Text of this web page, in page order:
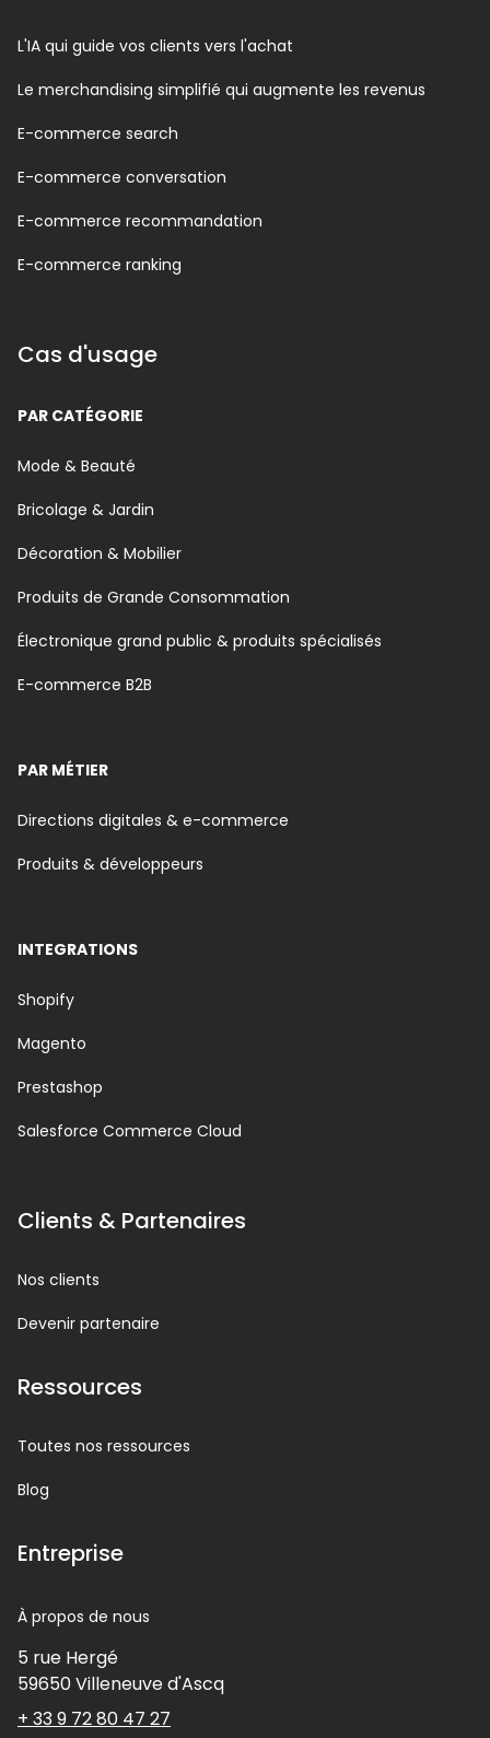
L'IA qui guide vos clients vers l'achat
Le merchandising simplifié qui augmente les revenus
E-commerce search
E-commerce conversation
E-commerce recommandation
E-commerce ranking
Cas d'usage
PAR CATÉGORIE
Mode & Beauté
Bricolage & Jardin
Décoration & Mobilier
Produits de Grande Consommation
Électronique grand public & produits spécialisés
E-commerce B2B
PAR MÉTIER
Directions digitales & e-commerce
Produits & développeurs
INTEGRATIONS
Shopify
Magento
Prestashop
Salesforce Commerce Cloud
Clients & Partenaires
Nos clients
Devenir partenaire
Ressources
Toutes nos ressources
Blog
Entreprise
À propos de nous
5 rue Hergé
59650Villeneuve d'Ascq
+ 33 9 72 80 47 27